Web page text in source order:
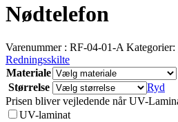
Nødtelefon
Varenummer : RF-04-01-A Kategorier:
Redningsskilte
Materiale
Størrelse
Ryd
Prisen bliver vejledende når UV-
UV-laminat